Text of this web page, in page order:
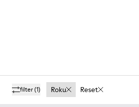
filter(1) Roku Reset